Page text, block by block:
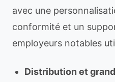
avec une
conformité et un
employeurs notables
Distribution et